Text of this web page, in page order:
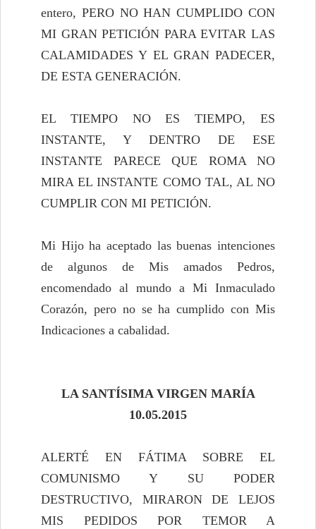
entero, PERO NO HAN CUMPLIDO CON
MI GRAN PETICIÓN PARA EVITAR LAS
CALAMIDADES Y EL GRAN PADECER,
DE ESTA GENERACIÓN.
EL TIEMPO NO ES TIEMPO, ES
INSTANTE, Y DENTRO DE ESE
INSTANTE PARECE QUE ROMA NO
MIRA EL INSTANTE COMO TAL, AL NO
CUMPLIR CON MI PETICIÓN.
Mi Hijo ha aceptado las buenas intenciones
de algunos de Mis amados Pedros,
encomendado al mundo a Mi Inmaculado
Corazón, pero no se ha cumplido con Mis
Indicaciones a cabalidad.
LA SANTÍSIMA VIRGEN MARÍA
10.05.2015
ALERTÉ EN FÁTIMA SOBRE EL
COMUNISMO Y SU PODER
DESTRUCTIVO, MIRARON DE LEJOS
MIS PEDIDOS POR TEMOR A